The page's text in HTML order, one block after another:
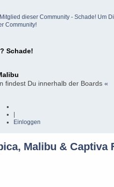
dieser Community - Schade! Um
Community!
Schade!
findest Du innerhalb der Boards «
Einloggen